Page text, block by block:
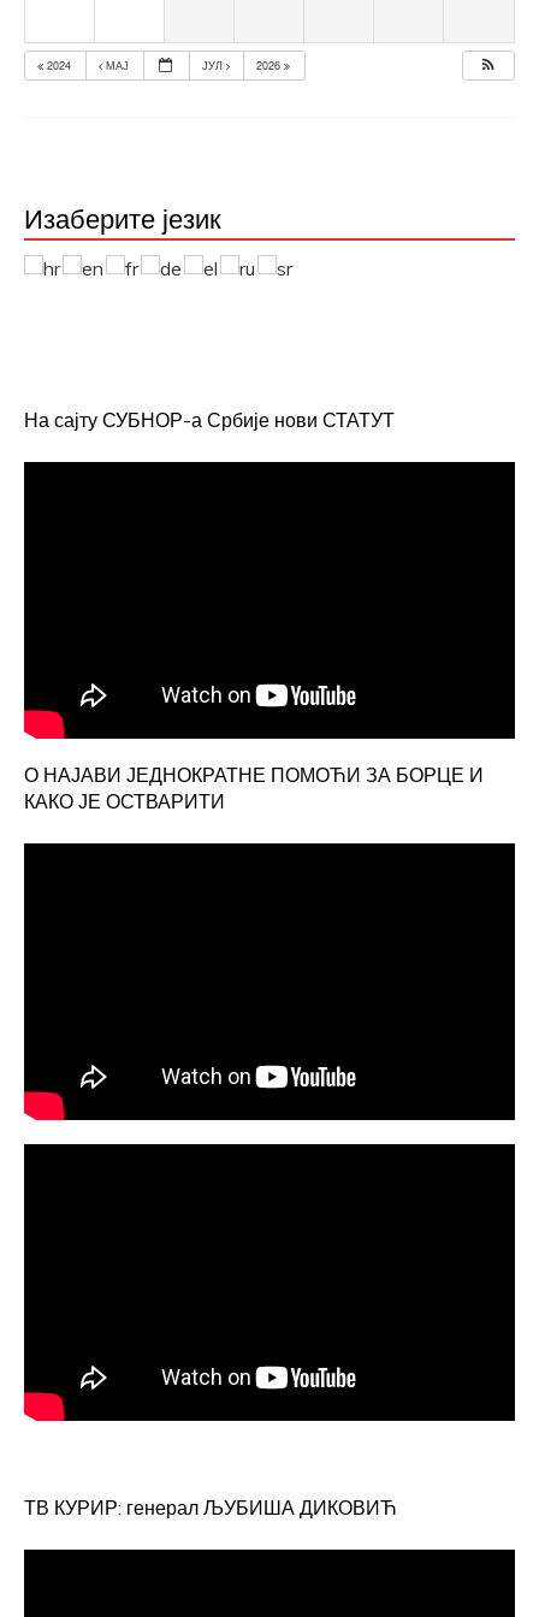
2024 МАЈ ЈУЛ 2026
Изаберите језик
На сајту СУБНОР-а Србије нови СТАТУТ
О НАЈАВИ ЈЕДНОКРАТНЕ ПОМОЋИ ЗА БОРЦЕ И
КАКО ЈЕ ОСТВАРИТИ
ТВ КУРИР: генерал ЉУБИША ДИКОВИЋ